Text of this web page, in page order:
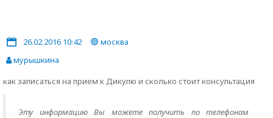
26.02.2016 10:42
москва
мурышкина
как записаться на прием к Дикулю и сколько стоит консультация
Эту информацию Вы можете получить по телефонам